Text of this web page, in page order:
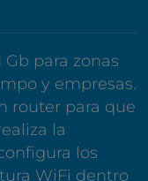
para zonas
y empresas.
router para que
la
los
WiFi dentro